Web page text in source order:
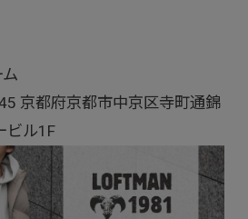
京都府京都市中京区寺町通錦
ビル1F